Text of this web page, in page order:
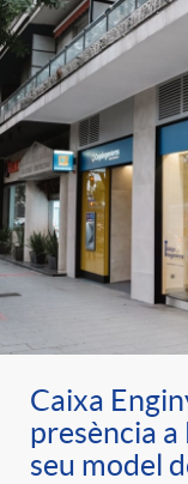
Caixa
presència
seu model